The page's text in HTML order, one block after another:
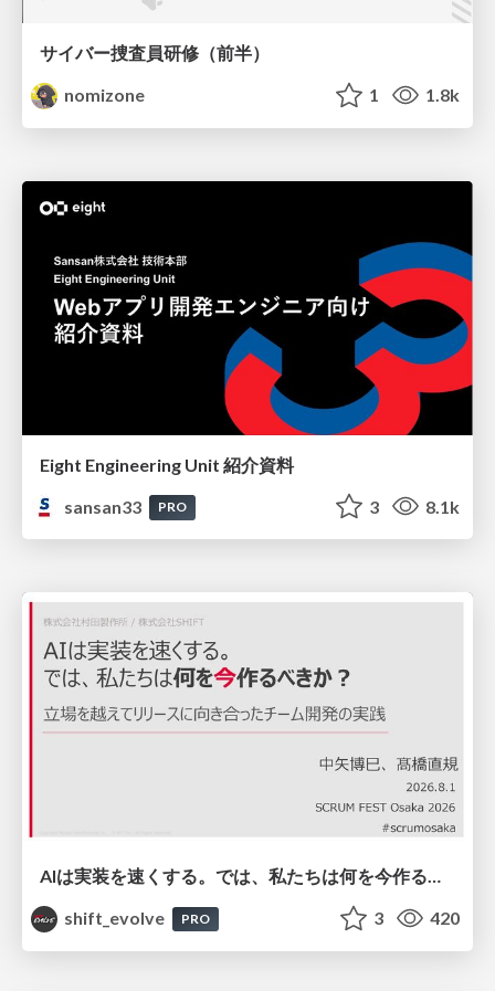
サイバー捜査員研修（前半）
nomizone
1 1.8k
Eight Engineering Unit 紹介資料
sansan33
PRO 3 8.1k
AIは実装を速くする。では、私たちは何を今作るべきか？－立場を越えてリリースに向き合ったチーム開発の実践 / 20260801 Hiromi Nakaya and Naoki Takahashi
shift_evolve
PRO 3 420